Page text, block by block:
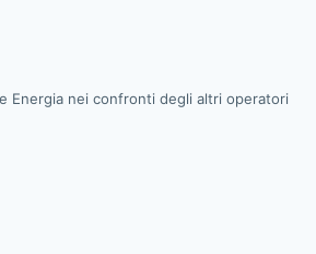
Energia nei confronti degli altri operatori